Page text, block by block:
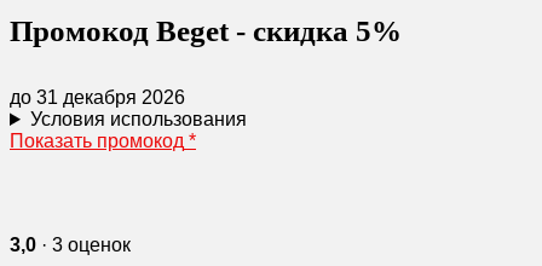
Промокод Beget - скидка 5%
до 31 декабря 2026
Условия использования
Показать промокод *
3,0 · 3 оценок